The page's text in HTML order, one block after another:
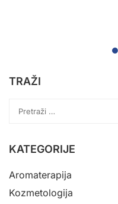
TRAŽI
KATEGORIJE
Aromaterapija
Kozmetologija